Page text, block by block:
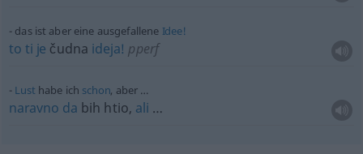
das ist aber eine ausgefallene Idee!
to ti je čudna ideja! pperf
Lust habe ich schon, aber …
naravno da bih htio, ali …